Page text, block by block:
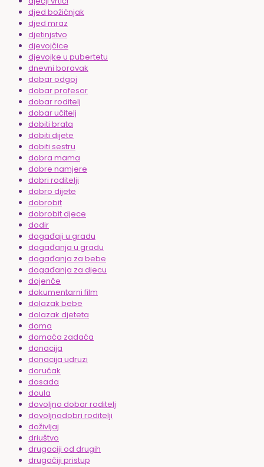
djed božićnjak
djed mraz
djetinjstvo
djevojčice
djevojke u pubertetu
dnevni boravak
dobar odgoj
dobar profesor
dobar roditelj
dobar učitelj
dobiti brata
dobiti dijete
dobiti sestru
dobra mama
dobre namjere
dobri roditelji
dobro dijete
dobrobit
dobrobit djece
dodir
događaji u gradu
događanja u gradu
događanja za bebe
događanja za djecu
dojenče
dokumentarni film
dolazak bebe
dolazak djeteta
doma
domaća zadaća
donacija
donacija udruzi
doručak
dosada
doula
dovoljno dobar roditelj
dovoljnodobri roditelji
doživljaj
driuštvo
drugaciji od drugih
drugačiji pristup